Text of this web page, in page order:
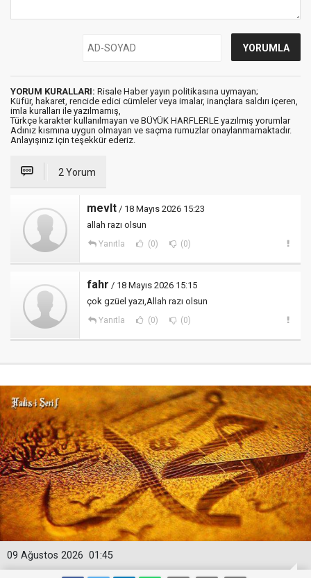
YORUM KURALLARI: Risale Haber yayın politikasına uymayan;
Küfür, hakaret, rencide edici cümleler veya imalar, inançlara saldırı içeren,
imla kuralları ile yazılmamış,
Türkçe karakter kullanılmayan ve BÜYÜK HARFLERLE yazılmış yorumlar
Adınız kısmına uygun olmayan ve saçma rumuzlar onaylanmamaktadır.
Anlayışınız için teşekkür ederiz.
2 Yorum
mevlt / 18 Mayıs 2026 15:23
allah razı olsun
Yanıtla (0) (0)
fahr / 18 Mayıs 2026 15:15
çok gzüel yazı,Allah razı olsun
Yanıtla (0) (0)
01:45
09 Ağustos 2026